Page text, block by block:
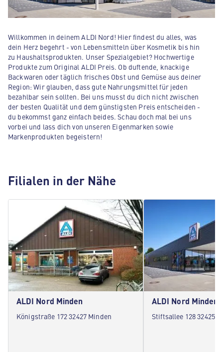
Willkommen in deinem ALDI Nord! Hier findest du alles, was
dein Herz begehrt - von Lebensmitteln über Kosmetik bis hin
zu Haushaltsprodukten. Unser Spezialgebiet? Hochwertige
Produkte zum Original ALDI Preis. Ob duftende, knackige
Backwaren oder täglich frisches Obst und Gemüse aus deiner
Region: Wir glauben, dass gute Nahrungsmittel für jeden
bezahlbar sein sollten. Bei uns musst du dich nicht zwischen
der besten Qualität und dem günstigsten Preis entscheiden -
du bekommst ganz einfach beides. Schau doch mal bei uns
vorbei und lass dich von unseren Eigenmarken sowie
Markenprodukten begeistern!
Filialen in der Nähe
ALDI Nord Minden
Königstraße 172 32427 Minden
ALDI Nord Minden
Stiftsallee 128 32425